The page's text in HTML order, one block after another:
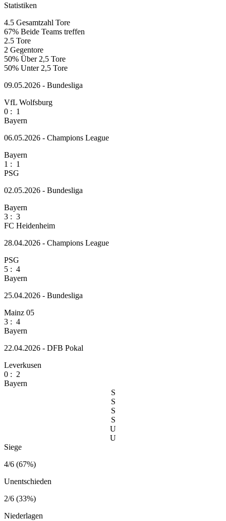
Statistiken
4.5 Gesamtzahl Tore
67% Beide Teams treffen
2.5 Tore
2 Gegentore
50% Über 2,5 Tore
50% Unter 2,5 Tore
09.05.2026 - Bundesliga
VfL Wolfsburg
0 : 1
Bayern
06.05.2026 - Champions League
Bayern
1 : 1
PSG
02.05.2026 - Bundesliga
Bayern
3 : 3
FC Heidenheim
28.04.2026 - Champions League
PSG
5 : 4
Bayern
25.04.2026 - Bundesliga
Mainz 05
3 : 4
Bayern
22.04.2026 - DFB Pokal
Leverkusen
0 : 2
Bayern
S
S
S
S
U
U
Siege
4/6 (67%)
Unentschieden
2/6 (33%)
Niederlagen